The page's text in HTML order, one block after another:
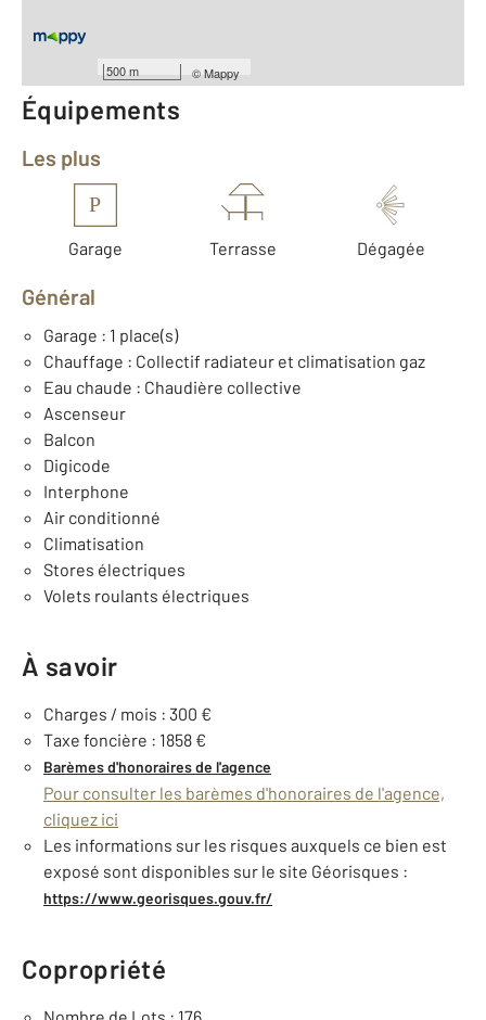
500 m ©Mappy
Année construction : 1965
Équipements
Les plus
P
Garage Terrasse Dégagée
Général
Garage : 1 place(s)
Chauffage : Collectif radiateur et climatisation gaz
Eau chaude : Chaudière collective
Ascenseur
Balcon
Digicode
Interphone
Air conditionné
Climatisation
Stores électriques
Volets roulants électriques
À savoir
Charges / mois : 300 €
Taxe foncière : 1858 €
Barèmes d'honoraires de l'agence
Pour consulter les barèmes d'honoraires de l'agence,
cliquez ici
Les informations sur les risques auxquels ce bien est
exposé sont disponibles sur le site Géorisques :
https://www.georisques.gouv.fr/
Copropriété